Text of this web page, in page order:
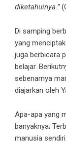
diketahuinya.”
Di samping
yang
juga berbicara
belajar.
sebenarnya
diajarkan oleh
Apa-apa yang
banyaknya;
manusia